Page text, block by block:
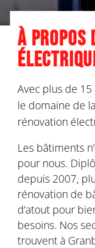
À propos
Avec plus de
le domaine de
rénovation
Les bâtiments
pour nous.
depuis 2007,
rénovation de
d’atout pour
besoins. Nos
trouvent à